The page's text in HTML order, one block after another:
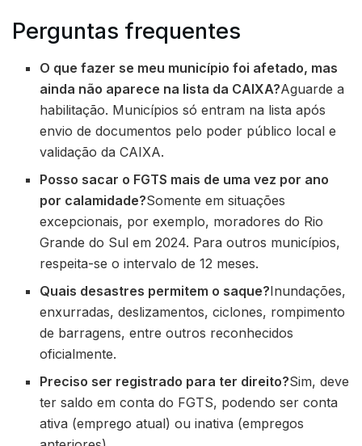
Perguntas frequentes
O que fazer se meu município foi afetado, mas
ainda não aparece na lista da CAIXA?Aguarde a
habilitação. Municípios só entram na lista após
envio de documentos pelo poder público local e
validação da CAIXA.
Posso sacar o FGTS mais de uma vez por ano
por calamidade?Somente em situações
excepcionais, por exemplo, moradores do Rio
Grande do Sul em 2024. Para outros municípios,
respeita-se o intervalo de 12 meses.
Quais desastres permitem o saque?Inundações,
enxurradas, deslizamentos, ciclones, rompimento
de barragens, entre outros reconhecidos
oficialmente.
Preciso ser registrado para ter direito?Sim, deve
ter saldo em conta do FGTS, podendo ser conta
ativa (emprego atual) ou inativa (empregos